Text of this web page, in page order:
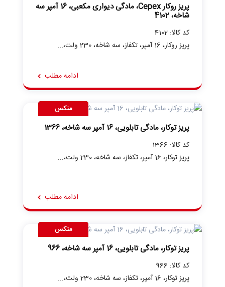
پریز روکار Cepex، مادگی دیواری مکعبی، 16 آمپر سه
شاخه، 4102
کد کالا: 4102
پریز روکار، 16 آمپر، تکفاز، سه شاخه، 230 ولت،...
ادامه مطلب
منکس
پریز توکار، مادگی تابلویی، 16 آمپر سه شاخه، 1366
کد کالا: 1366
پریز توکار، 16 آمپر، تکفاز، سه شاخه، 230 ولت،...
ادامه مطلب
منکس
پریز توکار، مادگی تابلویی، 16 آمپر سه شاخه، 966
کد کالا: 966
پریز توکار، 16 آمپر، تکفاز، سه شاخه، 230 ولت،...